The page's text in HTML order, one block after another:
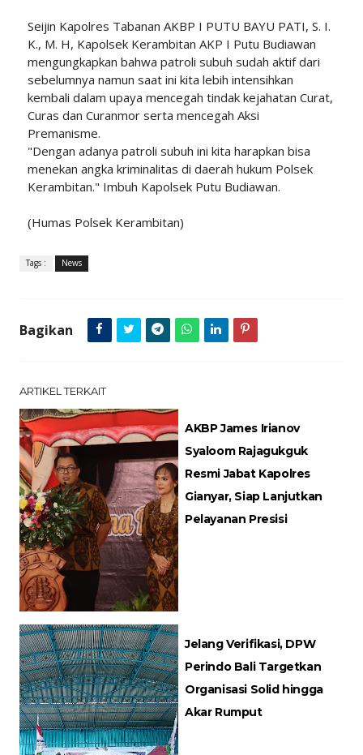
Seijin Kapolres Tabanan AKBP I PUTU BAYU PATI, S. I.
K., M. H, Kapolsek Kerambitan AKP I Putu Budiawan
mengungkapkan bahwa patroli subuh sudah aktif dari
sebelumnya namun saat ini kita lebih intensihkan
kembali dalam upaya mencegah tindak kejahatan Curat,
Curas dan Curanmor serta mencegah Aksi
Premanisme.
"Dengan adanya patroli subuh ini kita harapkan bisa
menekan angka kriminalitas di daerah hukum Polsek
Kerambitan." Imbuh Kapolsek Putu Budiawan.
(Humas Polsek Kerambitan)
Tags : News
Bagikan
ARTIKEL TERKAIT
AKBP James Irianov
Syaloom Rajagukguk
Resmi Jabat Kapolres
Gianyar, Siap Lanjutkan
Pelayanan Presisi
Jelang Verifikasi, DPW
Perindo Bali Targetkan
Organisasi Solid hingga
Akar Rumput